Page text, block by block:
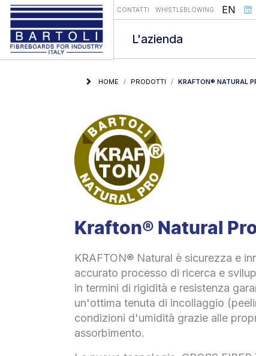
CONTATTI WHISTLEBLOWING EN
L'azienda
HOME PRODOTTI KRAFTON® NATURAL
Krafton® Natural
KRAFTON® Natural è sicurezza e
accurato processo di ricerca e
in termini di rigidità e resistenza
un'ottima tenuta di incollaggio
condizioni d'umidità grazie alle
assorbimento.